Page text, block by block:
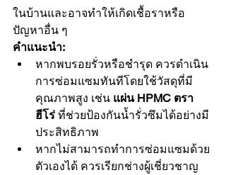
ในบ้านและอาจทำให้เกิดเชื้อราหรือ
ปัญหาอื่น ๆ
คำแนะนำ:
หากพบรอยรั่วหรือชำรุด ควรดำเนิน
การซ่อมแซมทันทีโดยใช้วัสดุที่มี
คุณภาพสูง เช่น แผ่น HPMC ตรา
ฮีโร่ ที่ช่วยป้องกันน้ำรั่วซึมได้อย่างมี
ประสิทธิภาพ
หากไม่สามารถทำการซ่อมแซมด้วย
ตัวเองได้ ควรเรียกช่างผู้เชี่ยวชาญ